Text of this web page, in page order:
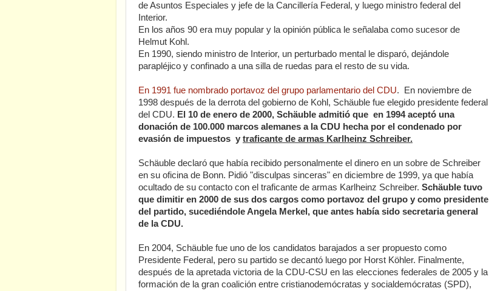
de Asuntos Especiales y jefe de la Cancillería Federal, y luego ministro federal del
Interior.
En los años 90 era muy popular y la opinión pública le señalaba como sucesor de
Helmut Kohl.
En 1990, siendo ministro de Interior, un perturbado mental le disparó, dejándole
parapléjico y confinado a una silla de ruedas para el resto de su vida.
En 1991 fue nombrado portavoz del grupo parlamentario del CDU. En noviembre de
1998 después de la derrota del gobierno de Kohl, Schäuble fue elegido presidente federal
del CDU. El 10 de enero de 2000, Schäuble admitió que en 1994 aceptó una
donación de 100.000 marcos alemanes a la CDU hecha por el condenado por
evasión de impuestos y traficante de armas Karlheinz Schreiber.
Schäuble declaró que había recibido personalmente el dinero en un sobre de Schreiber
en su oficina de Bonn. Pidió "disculpas sinceras" en diciembre de 1999, ya que había
ocultado de su contacto con el traficante de armas Karlheinz Schreiber. Schäuble tuvo
que dimitir en 2000 de sus dos cargos como portavoz del grupo y como presidente
del partido, sucediéndole Angela Merkel, que antes había sido secretaria general
de la CDU.
En 2004, Schäuble fue uno de los candidatos barajados a ser propuesto como
Presidente Federal, pero su partido se decantó luego por Horst Köhler. Finalmente,
después de la apretada victoria de la CDU-CSU en las elecciones federales de 2005 y la
formación de la gran coalición entre cristianodemócratas y socialdemócratas (SPD),